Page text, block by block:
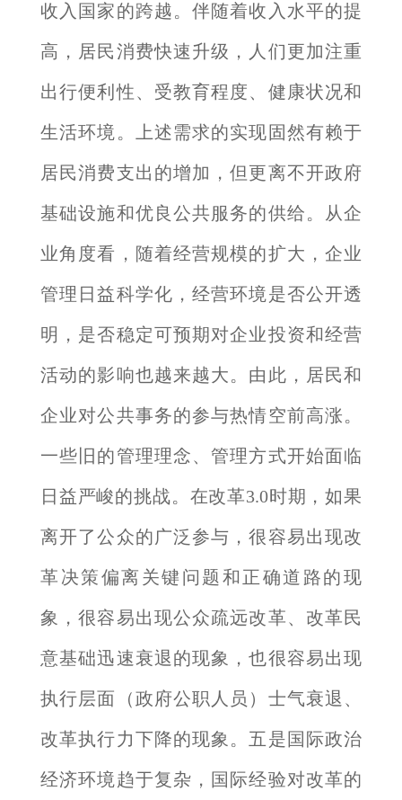
收入国家的跨越。伴随着收入水平的提
高，居民消费快速升级，人们更加注重
出行便利性、受教育程度、健康状况和
生活环境。上述需求的实现固然有赖于
居民消费支出的增加，但更离不开政府
基础设施和优良公共服务的供给。从企
业角度看，随着经营规模的扩大，企业
管理日益科学化，经营环境是否公开透
明，是否稳定可预期对企业投资和经营
活动的影响也越来越大。由此，居民和
企业对公共事务的参与热情空前高涨。
一些旧的管理理念、管理方式开始面临
日益严峻的挑战。在改革3.0时期，如果
离开了公众的广泛参与，很容易出现改
革决策偏离关键问题和正确道路的现
象，很容易出现公众疏远改革、改革民
意基础迅速衰退的现象，也很容易出现
执行层面（政府公职人员）士气衰退、
改革执行力下降的现象。五是国际政治
经济环境趋于复杂，国际经验对改革的